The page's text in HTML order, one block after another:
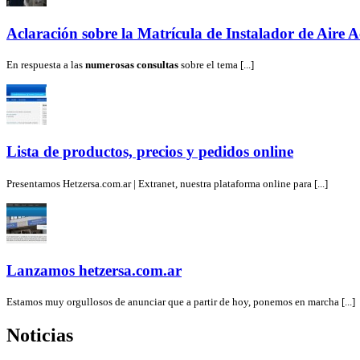
Aclaración sobre la Matrícula de Instalador de Aire
En respuesta a las numerosas consultas sobre el tema [...]
Lista de productos, precios y pedidos online
Presentamos Hetzersa.com.ar | Extranet, nuestra plataforma online para [...]
Lanzamos hetzersa.com.ar
Estamos muy orgullosos de anunciar que a partir de hoy, ponemos en marcha [...]
Noticias